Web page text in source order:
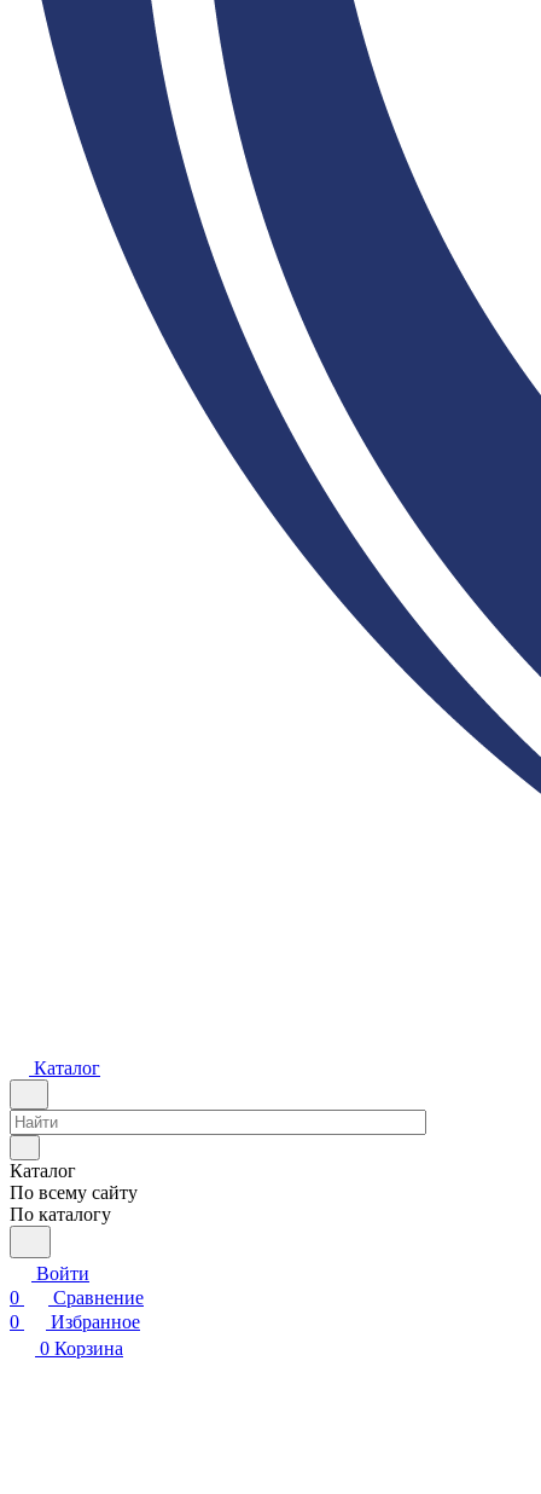
Каталог
Каталог
По всему сайту
По каталогу
Войти
0
Сравнение
0
Избранное
0 Корзина